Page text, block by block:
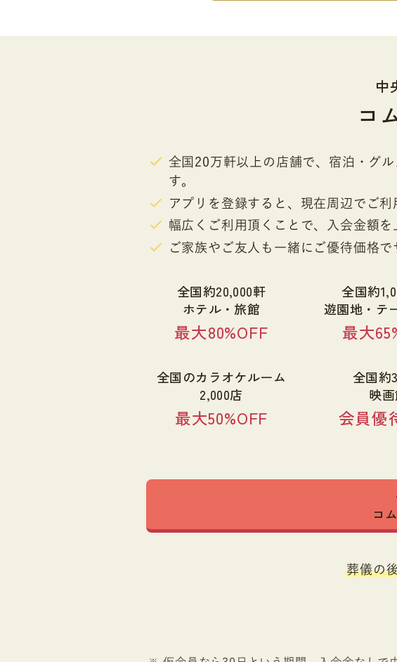
中
コ
全国20万軒以上の店舗で、宿泊・グ
す。
アプリを登録すると、現在周辺でご
幅広くご利用頂くことで、入会金額
ご家族やご友人も一緒にご優待価格で
全国約20,000軒
ホテル・旅館
最大80%OFF
全国約
遊園地・テ
最大
全国のカラオケルーム
2,000店
最大50%OFF
全国約
映
会員優
コ
葬儀の